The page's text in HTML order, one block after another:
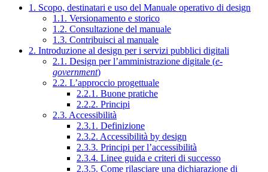
1. Scopo, destinatari e uso del Manuale operativo di design
1.1. Versionamento e storico
1.2. Consultazione del manuale
1.3. Contribuisci al manuale
2. Introduzione al design per i servizi pubblici digitali
2.1. Design per l’amministrazione digitale (e-
government)
2.2. L’approccio progettuale
2.2.1. Buone pratiche
2.2.2. Principi
2.3. Accessibilità
2.3.1. Definizione
2.3.2. Accessibilità by design
2.3.3. Principi per l’accessibilità
2.3.4. Linee guida e criteri di successo
2.3.5. Come rilasciare una dichiarazione di